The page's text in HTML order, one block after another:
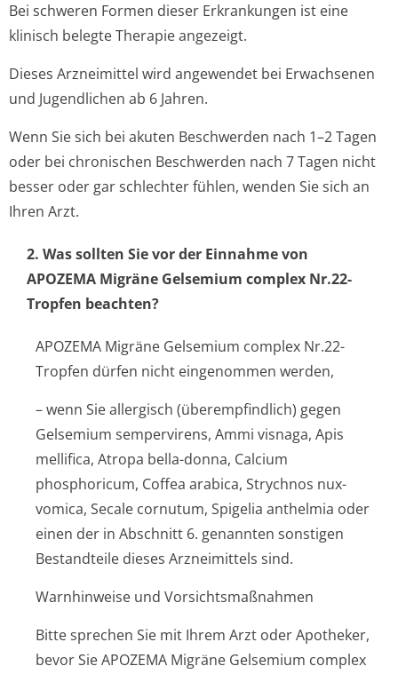
Bei schweren Formen dieser Erkrankungen ist eine
klinisch belegte Therapie angezeigt.
Dieses Arzneimittel wird angewendet bei Erwachsenen
und Jugendlichen ab 6 Jahren.
Wenn Sie sich bei akuten Beschwerden nach 1–2 Tagen
oder bei chronischen Beschwerden nach 7 Tagen nicht
besser oder gar schlechter fühlen, wenden Sie sich an
Ihren Arzt.
2. Was sollten Sie vor der Einnahme von
APOZEMA Migräne Gelsemium complex Nr.22-
Tropfen beachten?
APOZEMA Migräne Gelsemium complex Nr.22-
Tropfen dürfen nicht eingenommen werden,
– wenn Sie allergisch (überempfindlich) gegen
Gelsemium sempervirens, Ammi visnaga, Apis
mellifica, Atropa bella-donna, Calcium
phosphoricum, Coffea arabica, Strychnos nux-
vomica, Secale cornutum, Spigelia anthelmia oder
einen der in Abschnitt 6. genannten sonstigen
Bestandteile dieses Arzneimittels sind.
Warnhinweise und Vorsichtsmaßnahmen
Bitte sprechen Sie mit Ihrem Arzt oder Apotheker,
bevor Sie APOZEMA Migräne Gelsemium complex